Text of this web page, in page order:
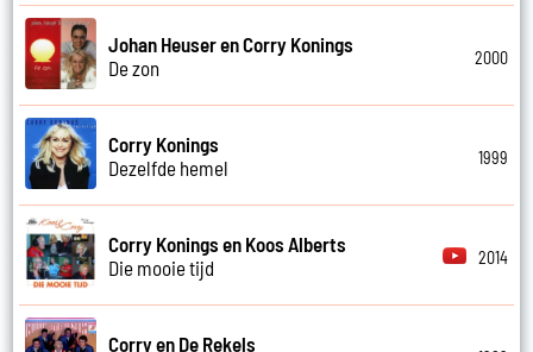
Johan Heuser en Corry Konings
De zon
2000
Corry Konings
Dezelfde hemel
1999
Corry Konings en Koos Alberts
Die mooie tijd
2014
Corry en De Rekels